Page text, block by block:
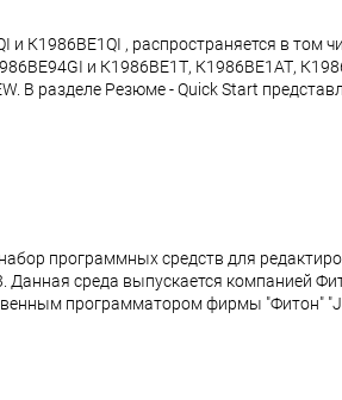
К1986ВЕ1QI , распространяется в том
и К1986ВЕ1Т, К1986ВЕ1АТ,
В разделе Резюме - Quick Start
программных средств для
среда выпускается компанией
программатором фирмы "Фитон"